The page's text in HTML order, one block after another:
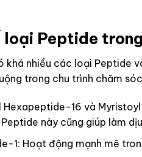
Peptide
khá nhiều các loại Peptide
trong chu trình chăm
Hexapeptide-16 và
này cũng giúp làm
1: Hoạt động mạnh mẽ